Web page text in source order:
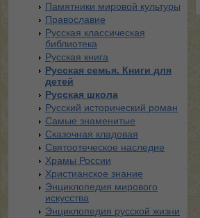
Памятники мировой культуры
Православие
Русская классическая
библиотека
Русская книга
Русская семья. Книги для
детей
Русская школа
Русский исторический роман
Самые знаменитые
Сказочная кладовая
Святоотеческое наследие
Храмы России
Христианское знание
Энциклопедия мирового
искусства
Энциклопедия русской жизни